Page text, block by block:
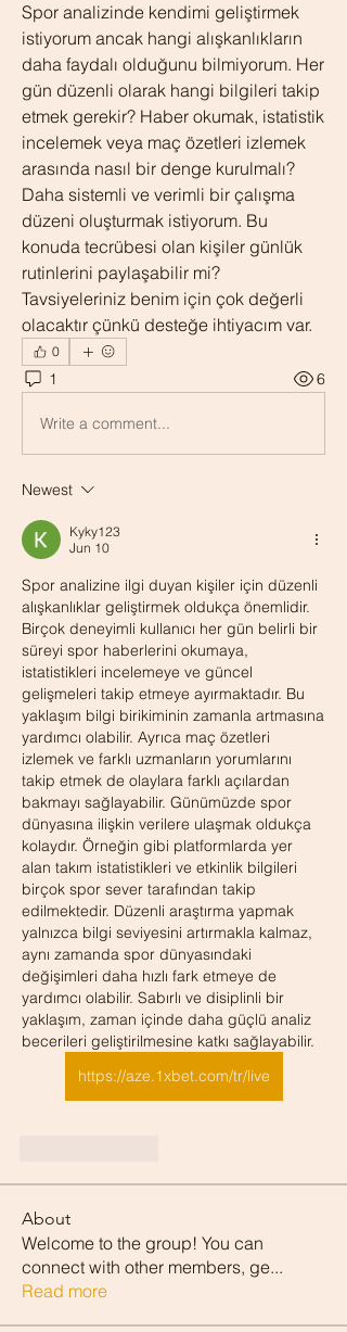
Spor analizinde kendimi geliştirmek
istiyorum ancak hangi alışkanlıkların
daha faydalı olduğunu bilmiyorum. Her
gün düzenli olarak hangi bilgileri takip
etmek gerekir? Haber okumak, istatistik
incelemek veya maç özetleri izlemek
arasında nasıl bir denge kurulmalı?
Daha sistemli ve verimli bir çalışma
düzeni oluşturmak istiyorum. Bu
konuda tecrübesi olan kişiler günlük
rutinlerini paylaşabilir mi?
Tavsiyeleriniz benim için çok değerli
olacaktır çünkü desteğe ihtiyacım var.
0
1 6
Write a comment...
Newest
Kyky123
Jun 10
Spor analizine ilgi duyan kişiler için düzenli
alışkanlıklar geliştirmek oldukça önemlidir.
Birçok deneyimli kullanıcı her gün belirli bir
süreyi spor haberlerini okumaya,
istatistikleri incelemeye ve güncel
gelişmeleri takip etmeye ayırmaktadır. Bu
yaklaşım bilgi birikiminin zamanla artmasına
yardımcı olabilir. Ayrıca maç özetleri
izlemek ve farklı uzmanların yorumlarını
takip etmek de olaylara farklı açılardan
bakmayı sağlayabilir. Günümüzde spor
dünyasına ilişkin verilere ulaşmak oldukça
kolaydır. Örneğin gibi platformlarda yer
alan takım istatistikleri ve etkinlik bilgileri
birçok spor sever tarafından takip
edilmektedir. Düzenli araştırma yapmak
yalnızca bilgi seviyesini artırmakla kalmaz,
aynı zamanda spor dünyasındaki
değişimleri daha hızlı fark etmeye de
yardımcı olabilir. Sabırlı ve disiplinli bir
yaklaşım, zaman içinde daha güçlü analiz
becerileri geliştirilmesine katkı sağlayabilir.
https://aze.1xbet.com/tr/live
About
Welcome to the group! You can
connect with other members, ge...
Read more